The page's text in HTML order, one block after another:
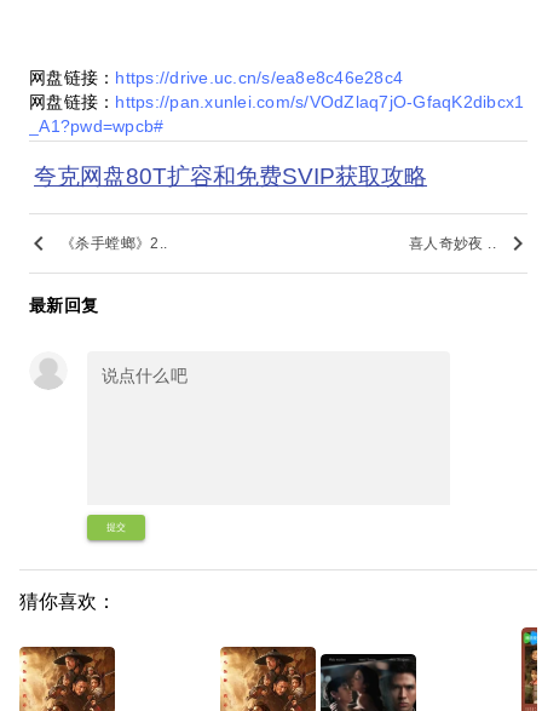
网盘链接： https://drive.uc.cn/s/ea8e8c46e28c4
网盘链接： https://pan.xunlei.com/s/VOdZlaq7jO-GfaqK2dibcx1
_A1?pwd=wpcb#
夸克网盘80T扩容和免费SVIP获取攻略
keyboard_arrow_left 《杀手螳螂》2.. 喜人奇妙夜 .. keyboard_arrow_right
最新回复
提交
猜你喜欢：